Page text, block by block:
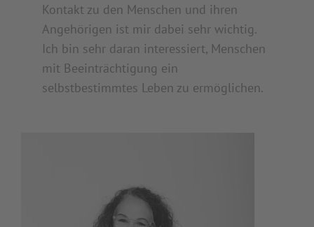
Kontakt zu den Menschen und ihren
Angehörigen ist mir dabei sehr wichtig.
Ich bin sehr daran interessiert, Menschen
mit Beeinträchtigung ein
selbstbestimmtes Leben zu ermöglichen.